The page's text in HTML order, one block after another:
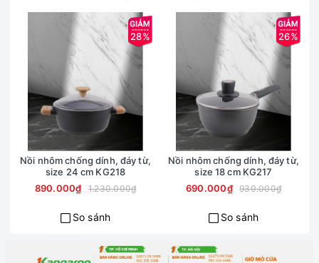
28%
Nồi nhôm chống dính, đáy từ,
size 24 cm KG218
890.000₫
1.230.000₫
So sánh
26%
Nồi nhôm chống dính, đáy từ,
size 18 cm KG217
690.000₫
930.000₫
So sánh